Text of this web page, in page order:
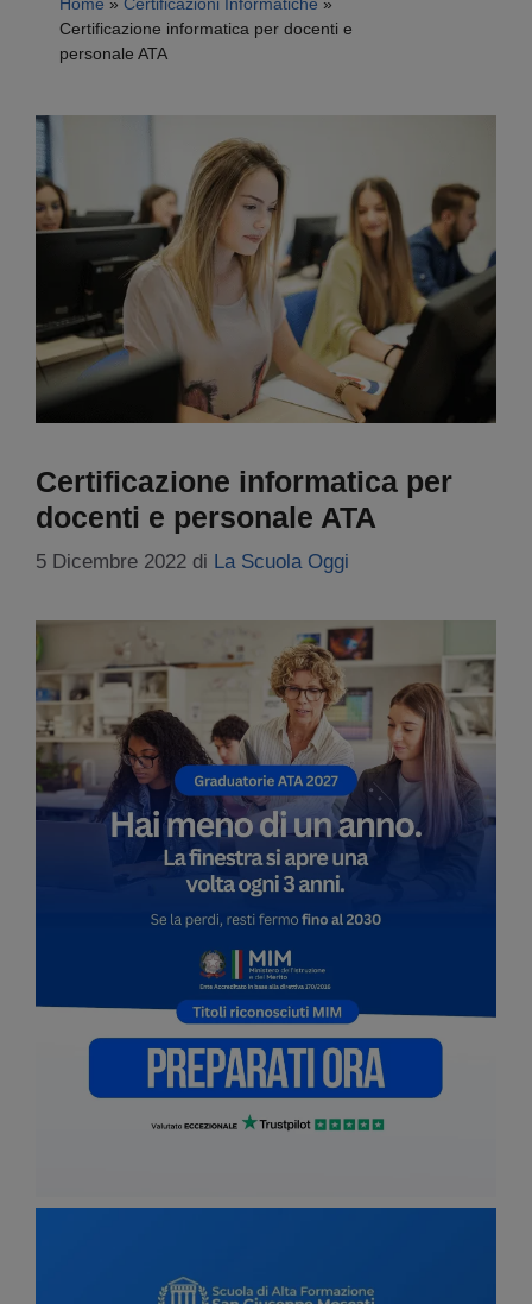
Certificazione informatica per docenti e
personale ATA
Certificazione informatica per
docenti e personale ATA
5 Dicembre 2022 di La Scuola Oggi